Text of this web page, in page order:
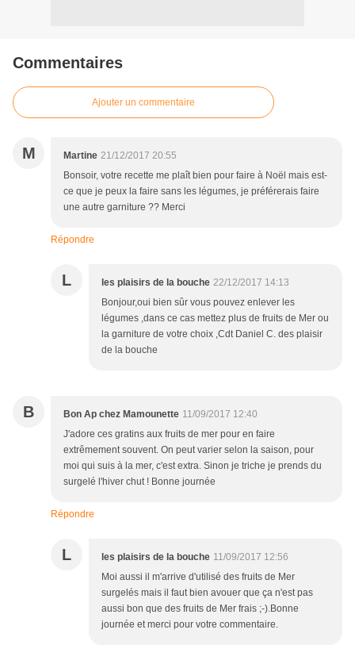
Commentaires
Ajouter un commentaire
M Martine 21/12/2017 20:55
Bonsoir, votre recette me plaît bien pour faire à Noël mais est-
ce que je peux la faire sans les légumes, je préférerais faire
une autre garniture ?? Merci
Répondre
L les plaisirs de la bouche 22/12/2017 14:13
Bonjour,oui bien sûr vous pouvez enlever les
légumes ,dans ce cas mettez plus de fruits de Mer ou
la garniture de votre choix ,Cdt Daniel C. des plaisir
de la bouche
B Bon Ap chez Mamounette 11/09/2017 12:40
J'adore ces gratins aux fruits de mer pour en faire
extrêmement souvent. On peut varier selon la saison, pour
moi qui suis à la mer, c'est extra. Sinon je triche je prends du
surgelé l'hiver chut ! Bonne journée
Répondre
L les plaisirs de la bouche 11/09/2017 12:56
Moi aussi il m'arrive d'utilisé des fruits de Mer
surgelés mais il faut bien avouer que ça n'est pas
aussi bon que des fruits de Mer frais ;-).Bonne
journée et merci pour votre commentaire.